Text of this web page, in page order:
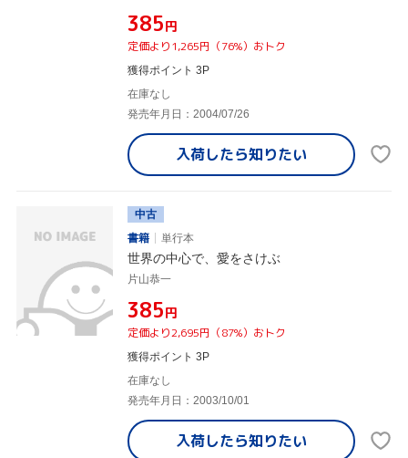
¥385円
定価より1,265円（76%）おトク
獲得ポイント 3P
在庫なし
発売年月日：2004/07/26
入荷したら知りたい
中古
書籍
単行本
世界の中心で、愛をさけぶ
片山恭一
¥385円
定価より2,695円（87%）おトク
獲得ポイント 3P
在庫なし
発売年月日：2003/10/01
入荷したら知りたい